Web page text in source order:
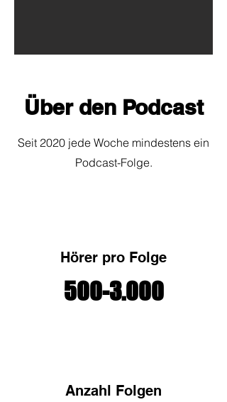
Über den Podcast
Seit 2020 jede Woche mindestens ein
Podcast-Folge.
Hörer pro Folge
500-3.000
Anzahl Folgen